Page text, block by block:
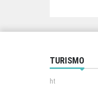
TURISMO
ht